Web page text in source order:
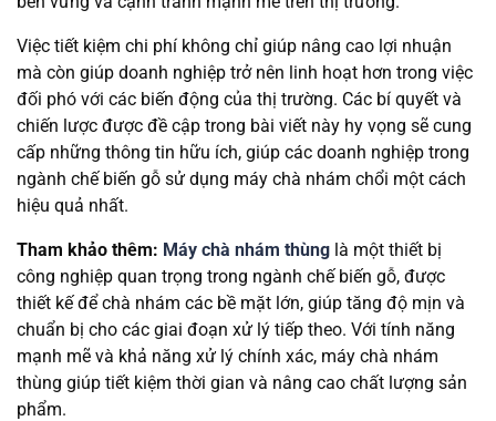
Việc tiết kiệm chi phí không chỉ giúp nâng cao lợi nhuận
mà còn giúp doanh nghiệp trở nên linh hoạt hơn trong việc
đối phó với các biến động của thị trường. Các bí quyết và
chiến lược được đề cập trong bài viết này hy vọng sẽ cung
cấp những thông tin hữu ích, giúp các doanh nghiệp trong
ngành chế biến gỗ sử dụng máy chà nhám chổi một cách
hiệu quả nhất.
Tham khảo thêm: Máy chà nhám thùng là một thiết bị
công nghiệp quan trọng trong ngành chế biến gỗ, được
thiết kế để chà nhám các bề mặt lớn, giúp tăng độ mịn và
chuẩn bị cho các giai đoạn xử lý tiếp theo. Với tính năng
mạnh mẽ và khả năng xử lý chính xác, máy chà nhám
thùng giúp tiết kiệm thời gian và nâng cao chất lượng sản
phẩm.